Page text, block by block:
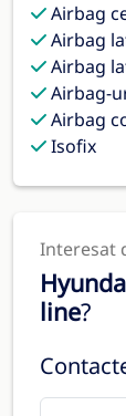
Airbag
Airbag
Airbag
Airbag-
Airbag
Isofix
Interesat
line?